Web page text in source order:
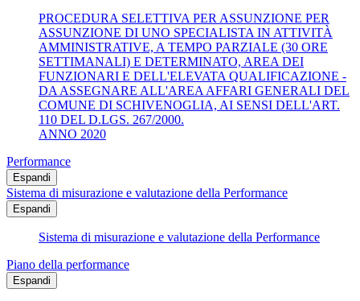
PROCEDURA SELETTIVA PER ASSUNZIONE PER
ASSUNZIONE DI UNO SPECIALISTA IN ATTIVITÀ
AMMINISTRATIVE, A TEMPO PARZIALE (30 ORE
SETTIMANALI) E DETERMINATO, AREA DEI
FUNZIONARI E DELL'ELEVATA QUALIFICAZIONE -
DA ASSEGNARE ALL'AREA AFFARI GENERALI DEL
COMUNE DI SCHIVENOGLIA, AI SENSI DELL'ART.
110 DEL D.LGS. 267/2000.
ANNO 2020
Performance
Espandi
Sistema di misurazione e valutazione della Performance
Espandi
Sistema di misurazione e valutazione della Performance
Piano della performance
Espandi